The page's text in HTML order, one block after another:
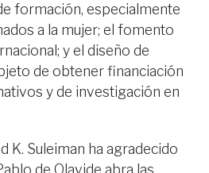
formación, especialmente
a la mujer; el fomento
y el diseño de
de obtener financiación
y de investigación en
K. Suleiman ha agradecido
de Olavide abra las